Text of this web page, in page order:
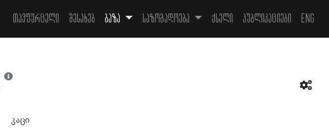
თავფურცელი შესახებ ბაზა საზოგადოება ქსელი პუბლიკაციები Eng
კაცი